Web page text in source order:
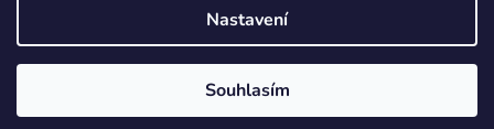
Nastavení
Souhlasím
Vytvořil Shoptet